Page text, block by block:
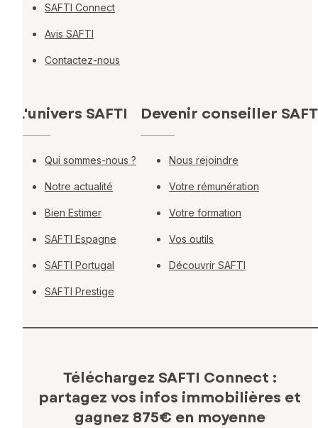
SAFTI Connect
Avis SAFTI
Contactez-nous
L'univers SAFTI
Qui sommes-nous ?
Notre actualité
Bien Estimer
SAFTI Espagne
SAFTI Portugal
SAFTI Prestige
Devenir conseiller
Nous rejoindre
Votre rémunération
Votre formation
Vos outils
Découvrir SAFTI
Téléchargez SAFTI Connect :
partagez vos infos immobilières et
gagnez 875€ en moyenne